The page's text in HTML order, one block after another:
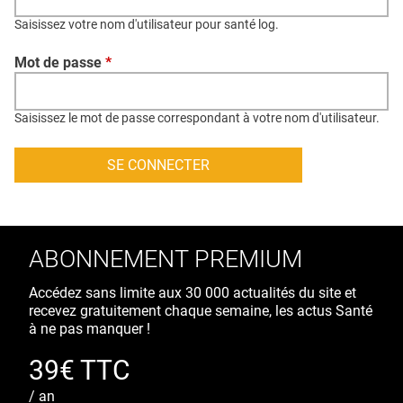
CONTACT
CRÉDITS
Saisissez votre nom d'utilisateur pour santé log.
Mot de passe *
Saisissez le mot de passe correspondant à votre nom d'utilisateur.
ABONNEMENT PREMIUM
Accédez sans limite aux 30 000 actualités du site et
recevez gratuitement chaque semaine, les actus Santé
à ne pas manquer !
39€ TTC
/ an